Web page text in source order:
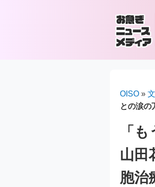
OISO »
との涙の
「
山田
胞治